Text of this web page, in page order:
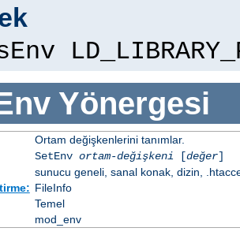
Yönergesi
Ortam değişkenlerini tanımlar.
SetEnv ortam-değişkeni [değer]
sunucu geneli, sanal konak, dizin,
FileInfo
Temel
mod_env